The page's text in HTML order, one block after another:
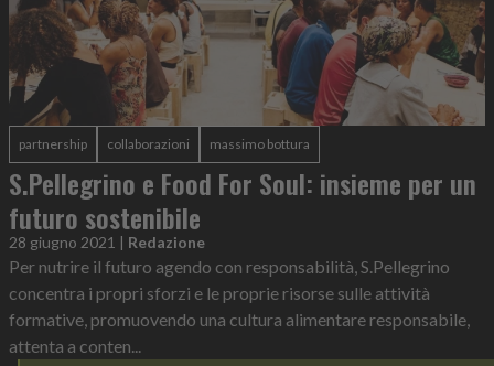
partnership collaborazioni massimo bottura
S.Pellegrino e Food For Soul: insieme per un
futuro sostenibile
28 giugno 2021 | Redazione
Per nutrire il futuro agendo con responsabilità, S.Pellegrino
concentra i propri sforzi e le proprie risorse sulle attività
formative, promuovendo una cultura alimentare responsabile,
attenta a conten...